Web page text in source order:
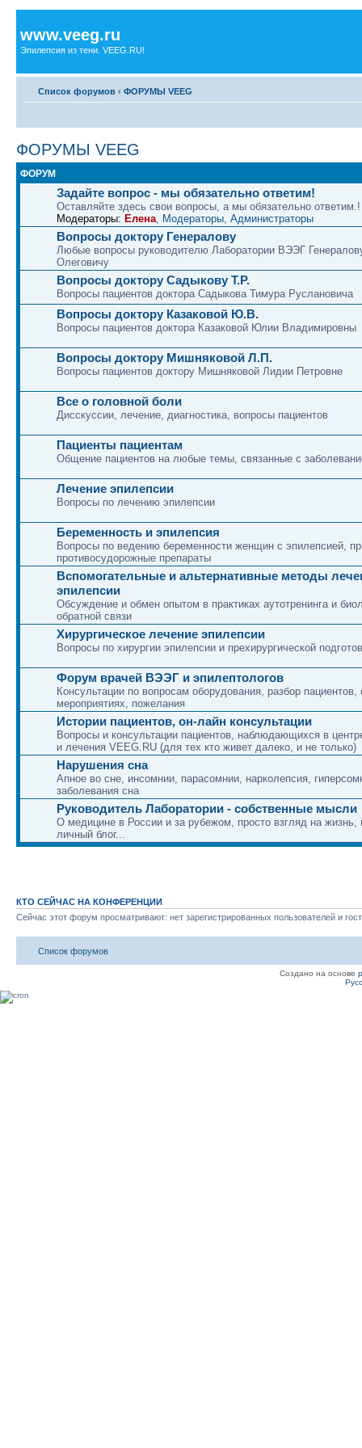
www.veeg.ru
Эпилепсия из тени. VEEG.RU!
Список форумов ‹ ФОРУМЫ VEEG
ФОРУМЫ VEEG
ФОРУМ
Задайте вопрос - мы обязательно ответим!
Оставляйте здесь свои вопросы, а мы обязательно ответим.!
Модераторы: Елена Модераторы Администраторы
Вопросы доктору Генералову
Любые вопросы руководителю Лаборатории ВЭЭГ
Олеговичу
Вопросы доктору Садыкову Т.Р.
Вопросы пациентов доктора Садыкова Тимура Руслановича
Вопросы доктору Казаковой Ю.В.
Вопросы пациентов доктора Казаковой Юлии Владимировны
Вопросы доктору Мишняковой Л.П.
Вопросы пациентов доктору Мишняковой Лидии Петровне
Все о головной боли
Дисскуссии, лечение, диагностика, вопросы пациентов
Пациенты пациентам
Общение пациентов на любые темы, связанные с
Лечение эпилепсии
Вопросы по лечению эпилепсии
Беременность и эпилепсия
Вопросы по ведению беременности женщин с эпилепсией,
противосудорожные препараты
Вспомогательные и альтернативные методы
эпилепсии
Обсуждение и обмен опытом в практиках аутотренинга и
обратной связи
Хирургическое лечение эпилепсии
Вопросы по хирургии эпилепсии и прехирургической
Форум врачей ВЭЭГ и эпилептологов
Консультации по вопросам оборудования, разбор пациентов,
мероприятиях, пожелания
Истории пациентов, он-лайн консультации
Вопросы и консультации пациентов, наблюдающихся в
и лечения VEEG.RU (для тех кто живет далеко, и не только)
Нарушения сна
Апное во сне, инсомнии, парасомнии, нарколепсия,
заболевания сна
Руководитель Лаборатории - собственные мысли
О медицине в России и за рубежом, просто взгляд на жизнь,
личный блог...
КТО СЕЙЧАС НА КОНФЕРЕНЦИИ
Сейчас этот форум просматривают: нет зарегистрированных пользователей и
Список форумов
Создано на основе